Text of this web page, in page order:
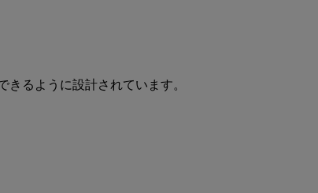
るように設計されています。